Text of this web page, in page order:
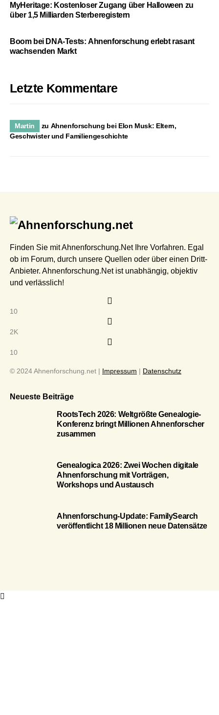
MyHeritage: Kostenloser Zugang über Halloween zu
über 1,5 Milliarden Sterberegistern
Boom bei DNA-Tests: Ahnenforschung erlebt rasant
wachsenden Markt
Letzte Kommentare
Martin zu Ahnenforschung bei Elon Musk: Eltern,
Geschwister und Familiengeschichte
Finden Sie mit Ahnenforschung.Net Ihre Vorfahren. Egal
ob im Forum, durch unsere Quellen oder über einen Dritt-
Anbieter. Ahnenforschung.Net ist unabhängig, objektiv
und verlässlich!
10
2K
10
© 2024 Ahnenforschung.net | Impressum | Datenschutz
Neueste Beiträge
RootsTech 2026: Weltgrößte Genealogie-
Konferenz bringt Millionen Ahnenforscher
zusammen
Genealogica 2026: Zwei Wochen digitale
Ahnenforschung mit Vorträgen,
Workshops und Austausch
Ahnenforschung-Update: FamilySearch
veröffentlicht 18 Millionen neue Datensätze